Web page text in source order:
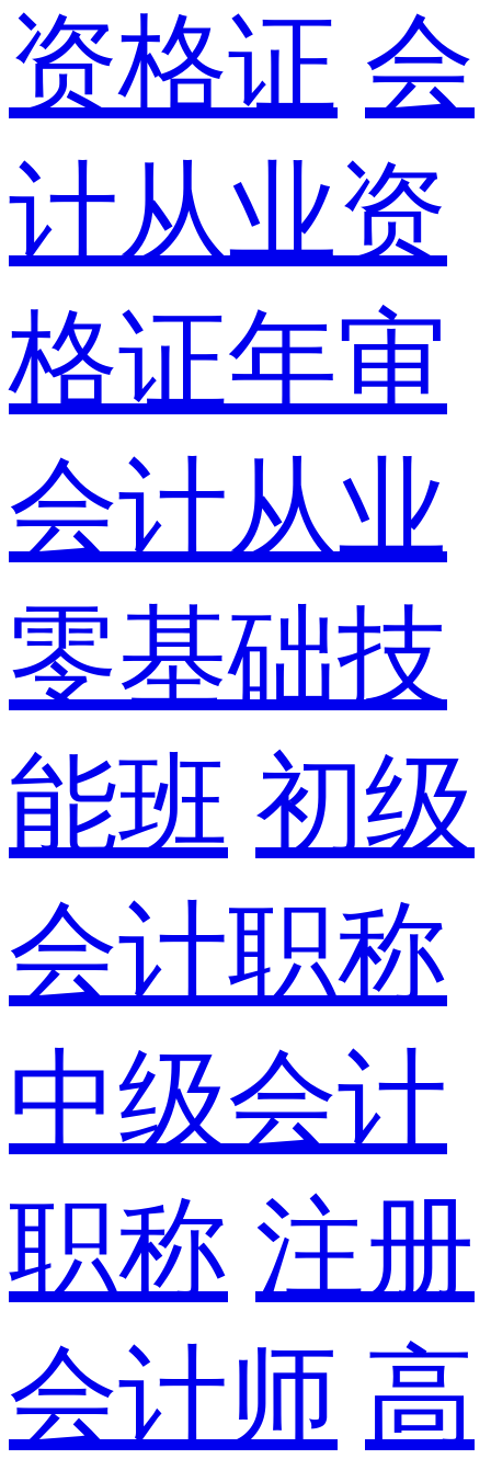
资格证 会
计从业资
格证年审
会计从业
零基础技
能班 初级
会计职称
中级会计
职称 注册
会计师 高